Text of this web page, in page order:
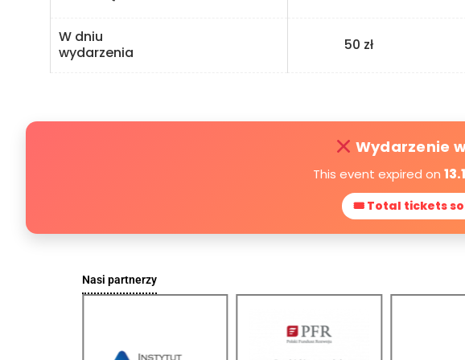
W dniu
wydarzenia
50 zł
Wydarzenie
This event expired on
🎟 Total tickets
Nasi partnerzy